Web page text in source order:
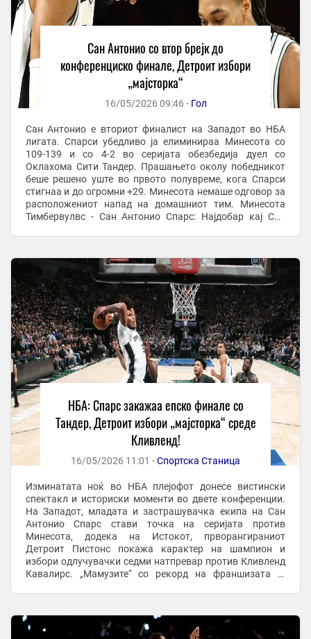
Сан Антонио со втор брејк до
конференциско финале, Детроит избори
„мајсторка“
16/05/2026 09:46 - Гол
Сан Антонио е вториот финалист на Западот во НБА
лигата. Спарси убедливо ја елиминираа Минесота со
109-139 и со 4-2 во серијата обезбедија дуел со
Оклахома Сити Тандер. Прашањето околу победникот
беше решено уште во првото полувреме, кога Спарси
стигнаа и до огромни +29. Минесота немаше одговор за
расположениот напад на домашниот тим. Минесота
Тимбервулвс - Сан Антонио Спарс: Најдобар кај Сан
НБА: Спарс закажаа епско финале со
Тандер, Детроит избори „мајсторка“ среде
Кливленд!
16/05/2026 11:01 -Спортска Станица
Изминатата ноќ во НБА плејофот донесе вистински
спектакл и историски моменти во двете конференции.
На Западот, младата и застрашувачка екипа на Сан
Антонио Спарс стави точка на серијата против
Минесота, додека на Истокот, прворангираниот
Детроит Пистонс покажа карактер на шампион и
избори одлучувачки седми натпревар против Кливленд
Кавалирс. „Мамузите“ со рекорд на франшизата ја